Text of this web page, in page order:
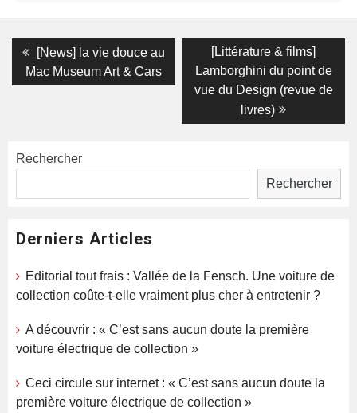
Navigation
de
Previous
post:
[News] la vie douce au
Mac Museum Art & Cars
Next
post:
[Littérature & films]
Lamborghini du point de
vue du Design (revue de
livres)
Rechercher
Rechercher
Derniers Articles
Editorial tout frais : Vallée de la Fensch. Une voiture de
collection coûte-t-elle vraiment plus cher à entretenir ?
A découvrir : « C’est sans aucun doute la première
voiture électrique de collection »
Ceci circule sur internet : « C’est sans aucun doute la
première voiture électrique de collection »